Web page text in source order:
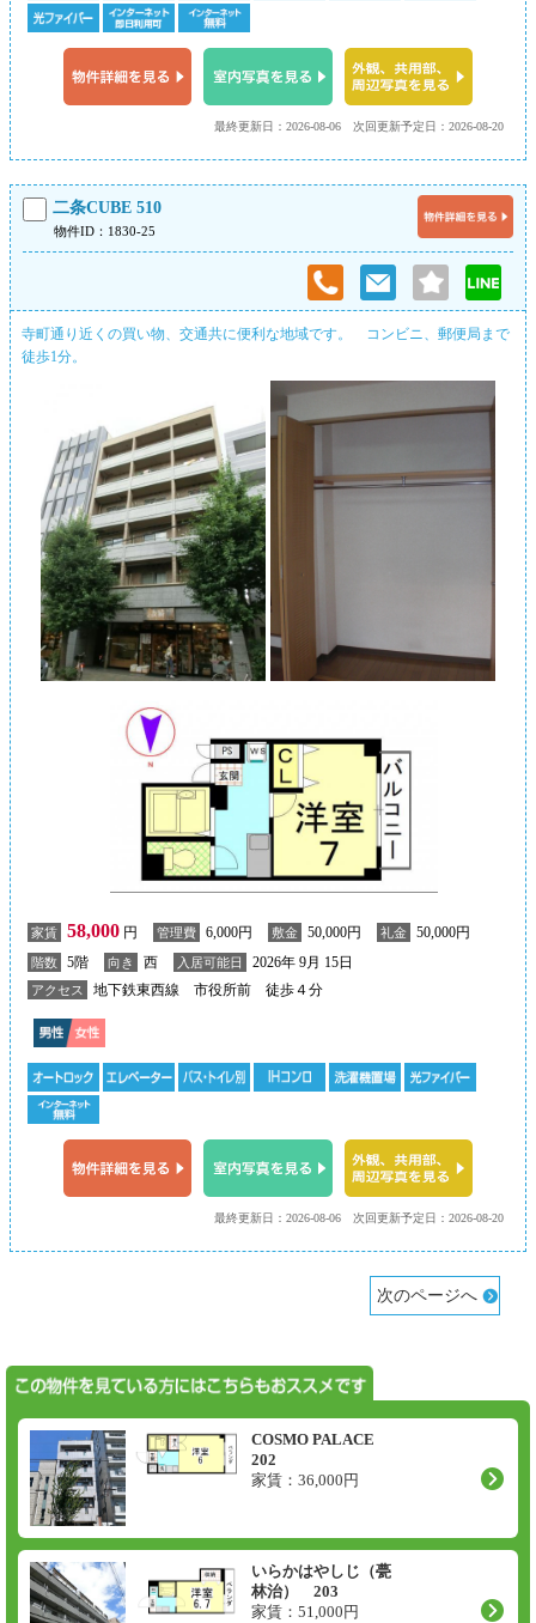
次回更新予定日：2026-08-20
最終更新日：2026-08-06
二条CUBE 510
物件ID：1830-25
寺町通り近くの買い物、交通共に便利な地域です。 コンビニ、郵便局まで
徒歩1分。
家賃 58,000 円 管理費 6,000円 敷金 50,000円 礼金 50,000円
階数 5階 向き 西 入居可能日 2026年 9月 15日
アクセス 地下鉄東西線 市役所前 徒歩４分
次回更新予定日：2026-08-20
最終更新日：2026-08-06
次のページへ
COSMO PALACE
202
家賃： 36,000 円
いらかはやしじ（甍
林治） 203
家賃： 51,000 円